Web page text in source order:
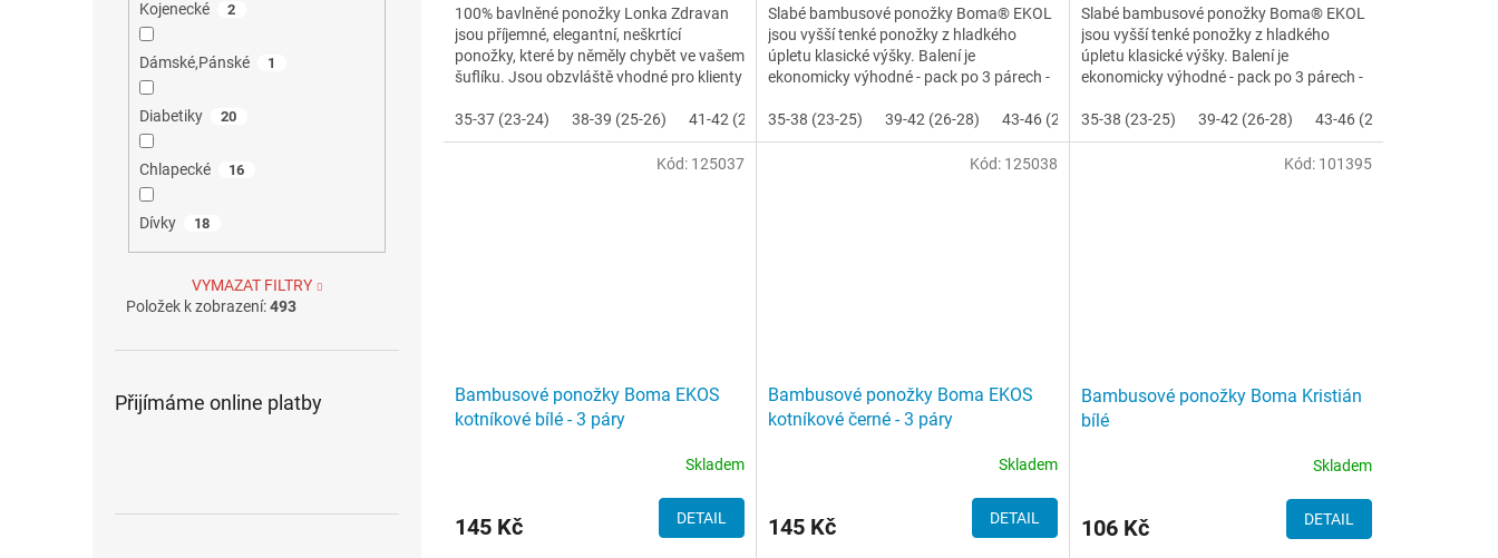
Kojenecké 2
Dámské,Pánské 1
Diabetiky 20
Chlapecké 16
Dívky 18
VYMAZAT FILTRY
Položek k zobrazení:493
Přijímáme online platby
100% bavlněné ponožky Lonka Zdravan
jsou příjemné, elegantní, neškrtící
ponožky, které by něměly chybět ve vašem
šuflíku. Jsou obzvláště vhodné pro klienty
35-37 (23-24)
38-39 (25-26) 41-42 (27-28) 43-45 (29-30) 46-48 (31-32)
Slabé bambusové ponožky Boma® EKOL
jsou vyšší tenké ponožky z hladkého
úpletu klasické výšky. Balení je
ekonomicky výhodné - pack po 3 párech -
35-38 (23-25)
39-42 (26-28) 43-46 (29-31)
Slabé bambusové ponožky Boma® EKOL
jsou vyšší tenké ponožky z hladkého
úpletu klasické výšky. Balení je
ekonomicky výhodné - pack po 3 párech -
35-38 (23-25)
39-42 (26-28) 43-46 (29-31)
Bambusové ponožky Boma EKOS
kotníkové bílé - 3 páry
Skladem
145 Kč DETAIL
Kód: 125037
Bambusové ponožky Boma EKOS
kotníkové černé - 3 páry
Skladem
145 Kč DETAIL
Kód: 125038
Bambusové ponožky Boma Kristián
bílé
Skladem
106 Kč DETAIL
Kód: 101395